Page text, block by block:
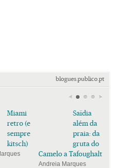
blogues.publico.pt
Miami
retro (e
sempre
kitsch)
Saïdia
além da
praia: da
gruta do
Camelo a Tafoughalt
Andreia Marques